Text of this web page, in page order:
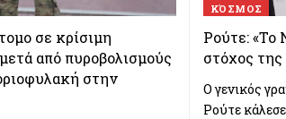
σε κρίσιμη
από πυροβολισμούς
στην
ΚΌΣΜΟΣ
Ρούτε: «Το
στόχος
Ο γενικός
Ρούτε